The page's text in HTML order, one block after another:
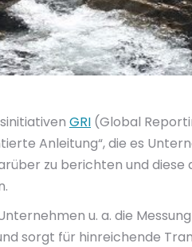
GRI (Global
Anleitung“, die es
zu berichten und
u. a. die
sorgt für hinreichende